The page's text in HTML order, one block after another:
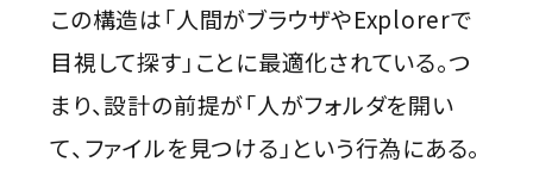
この構造は「人間がブラウザやExplorerで
目視して探す」ことに最適化されている。つ
まり、設計の前提が「人がフォルダを開い
て、ファイルを見つける」という行為にある。